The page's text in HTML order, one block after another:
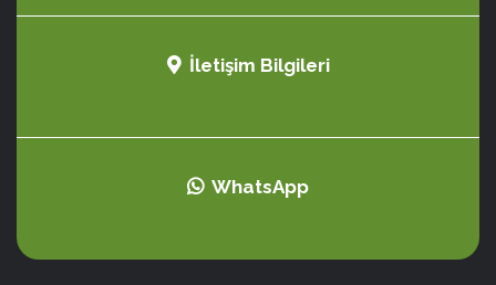
İletişim Bilgileri
WhatsApp